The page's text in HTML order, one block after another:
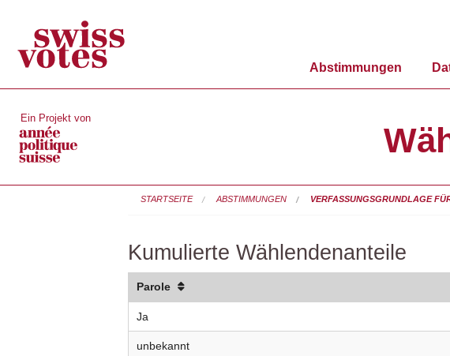
Abstimmungen
Ein Projekt von
STARTSEITE ABSTIMMUNGEN VERFASSUNGSGRUNDLAGE
Kumulierte Wählendenanteile
Parole
Ja
unbekannt